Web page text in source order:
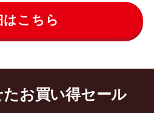
はこちら
お買い得セール